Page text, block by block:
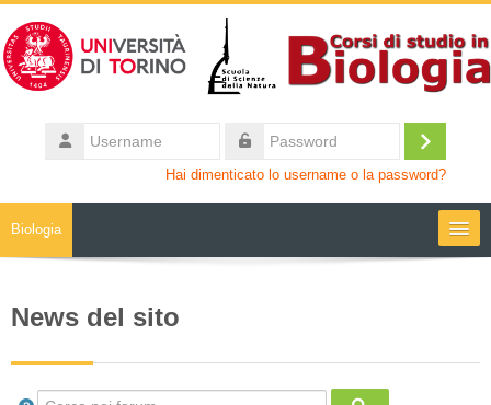
Username
Login
Hai dimenticato lo username o la password?
Biologia
HelpDesk
News del sito